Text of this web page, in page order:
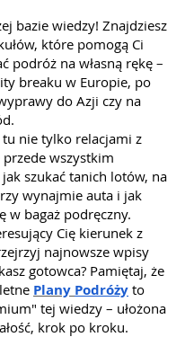
bazie wiedzy! Znajdziesz
które pomogą Ci
podróż na własną rękę –
breaku w Europie, po
do Azji czy na
nie tylko relacjami z
wszystkim
szukać tanich lotów, na
wynajmie auta i jak
w bagaż podręczny.
Cię kierunek z
najnowsze wpisy
gotowca? Pamiętaj, że
Plany Podróży to
tej wiedzy – ułożona
krok po kroku.